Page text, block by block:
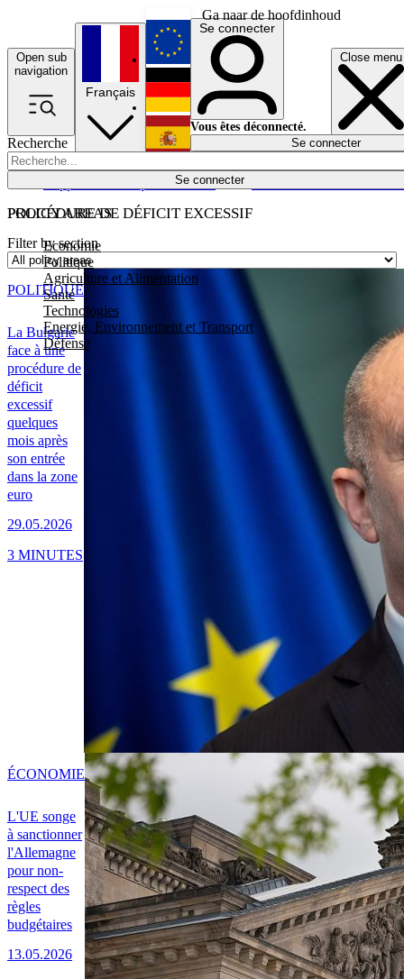
Ga naar de hoofdinhoud
Open sub
navigation
Close menu
Recherche
Se connecter
POLICY AREAS
Economie
Politique
Agriculture et Alimentation
Santé
Technologies
Energie, Environnement et Transport
Défense
Économie
Français
English
Deutsch
Español
Se connecter
Vous êtes déconnecté.
Se connecter
PROCÉDURE DE DÉFICIT EXCESSIF
Filter by section
La Bulgarie
face à une
procédure de
déficit
excessif
quelques
mois après
son entrée
dans la zone
euro
29.05.2026
POLITIQUE
3 MINUTES
L'UE songe
à sanctionner
l'Allemagne
pour non-
respect des
règles
budgétaires
13.05.2026
ÉCONOMIE